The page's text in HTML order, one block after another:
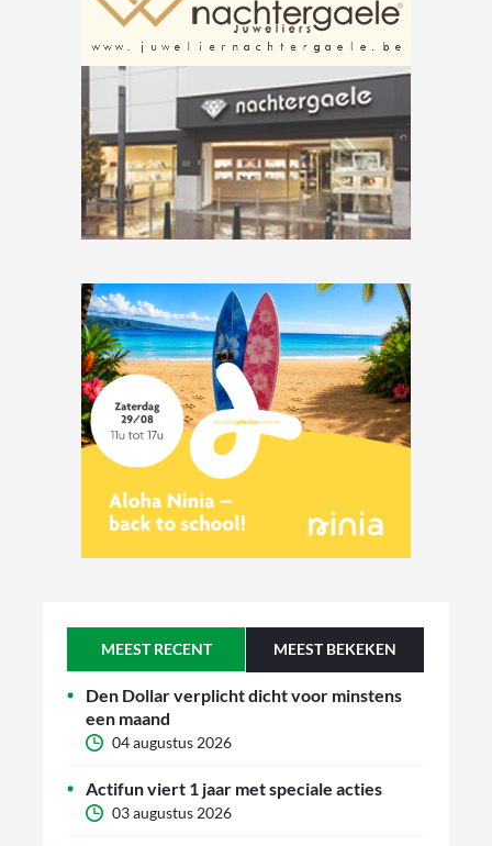
MEEST RECENT MEEST BEKEKEN
Den Dollar verplicht dicht voor minstens
een maand
04 augustus 2026
Actifun viert 1 jaar met speciale acties
03 augustus 2026